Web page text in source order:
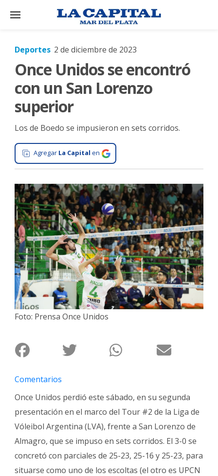
×
El
Mundo
La
Cultura
Gastronomía
Salud
Interés
General
La
Ciudad
Deportes
Arte
y
Policiales
Fotos
de
Familia
Clasificados
Fúnebres
Deportes 2 de diciembre de 2023
Once Unidos se encontró
con un San Lorenzo
superior
Los de Boedo se impusieron en sets corridos.
Agregar La Capital en
Foto: Prensa Once Unidos
Comentarios
Once Unidos perdió este sábado, en su segunda
presentación en el marco del Tour #2 de la Liga de
Vóleibol Argentina (LVA), frente a San Lorenzo de
Almagro, que se impuso en sets corridos. El 3-0 se
concretó con parciales de 25-23, 25-16 y 25-23, para
situarse como uno de los escoltas (el otro es UPCN